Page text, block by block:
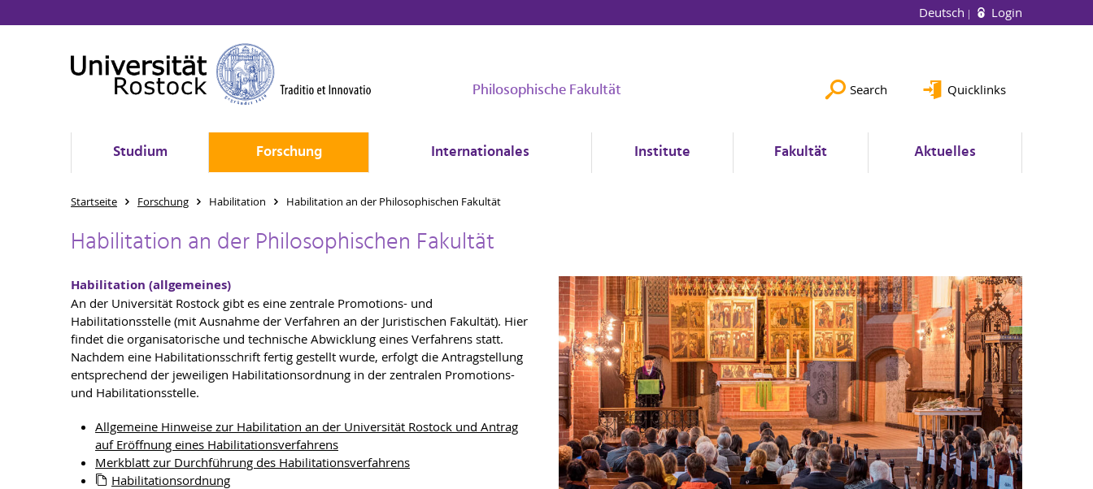
Deutsch Login
Philosophische Fakultät Search Quicklinks
Studium Forschung Internationales Institute Fakultät Aktuelles
Startseite Forschung Habilitation Habilitation an der Philosophischen Fakultät
Habilitation an der Philosophischen Fakultät
Habilitation (allgemeines)
An der Universität Rostock gibt es eine zentrale Promotions- und
Habilitationsstelle (mit Ausnahme der Verfahren an der Juristischen Fakultät). Hier
findet die organisatorische und technische Abwicklung eines Verfahrens statt.
Nachdem eine Habilitationsschrift fertig gestellt wurde, erfolgt die Antragstellung
entsprechend der jeweiligen Habilitationsordnung in der zentralen Promotions-
und Habilitationsstelle.
Allgemeine Hinweise zur Habilitation an der Universität Rostock und Antrag
auf Eröffnung eines Habilitationsverfahrens
Merkblatt zur Durchführung des Habilitationsverfahrens
Habilitationsordnung